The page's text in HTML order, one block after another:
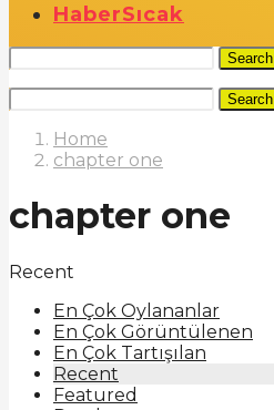
HaberSıcak
Search
Search
Home
chapter one
chapter one
Recent
En Çok Oylananlar
En Çok Görüntülenen
En Çok Tartışılan
Recent
Featured